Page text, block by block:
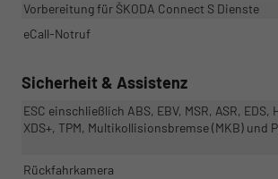
Vorbereitung für ŠKODA Connect S Dienste
eCall-Notruf
Sicherheit & Assistenz
ESC einschließlich ABS, EBV, MSR, ASR, EDS,
XDS+, TPM, Multikollisionsbremse (MKB) und
Rückfahrkamera